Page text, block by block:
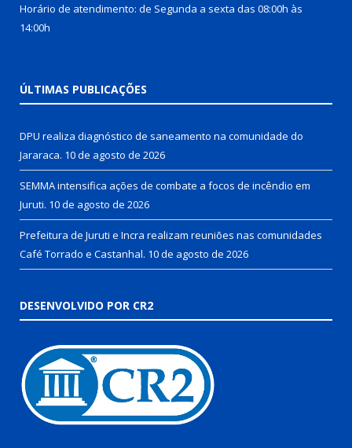
Horário de atendimento: de Segunda a sexta das 08:00h às
14:00h
ÚLTIMAS PUBLICAÇÕES
DPU realiza diagnóstico de saneamento na comunidade do
Jararaca. 10 de agosto de 2026
SEMMA intensifica ações de combate a focos de incêndio em
Juruti. 10 de agosto de 2026
Prefeitura de Juruti e Incra realizam reuniões nas comunidades
Café Torrado e Castanhal. 10 de agosto de 2026
DESENVOLVIDO POR CR2